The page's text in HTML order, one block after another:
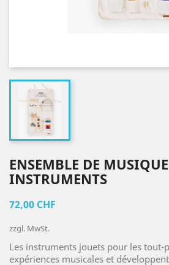
ENSEMBLE DE
INSTRUMENTS
72,00 CHF
zzgl. MwSt.
Les instruments jouets pour les tout-
expériences musicales et